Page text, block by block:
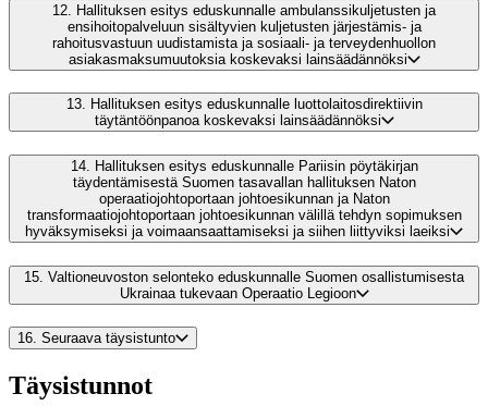
12. Hallituksen esitys eduskunnalle ambulanssikuljetusten ja
ensihoitopalveluun sisältyvien kuljetusten järjestämis- ja
rahoitusvastuun uudistamista ja sosiaali- ja terveydenhuollon
asiakasmaksumuutoksia koskevaksi lainsäädännöksi
13. Hallituksen esitys eduskunnalle luottolaitosdirektiivin
täytäntöönpanoa koskevaksi lainsäädännöksi
14.
Hallituksen esitys eduskunnalle Pariisin pöytäkirjan
täydentämisestä Suomen tasavallan hallituksen Naton
operaatiojohtoportaan johtoesikunnan ja Naton
transformaatiojohtoportaan johtoesikunnan välillä tehdyn sopimuksen
hyväksymiseksi ja voimaansaattamiseksi ja siihen liittyviksi laeiksi
15. Valtioneuvoston selonteko eduskunnalle Suomen osallistumisesta
Ukrainaa tukevaan Operaatio Legioon
16. Seuraava täysistunto
Täysistunnot